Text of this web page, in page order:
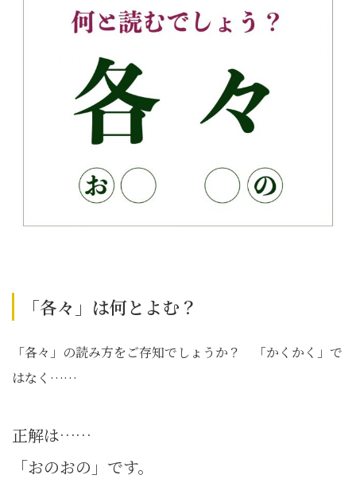
「各々」は何とよむ？
「各々」の読み方をご存知でしょうか？ 「かくかく」で
はなく……
正解は……
「おのおの」です。